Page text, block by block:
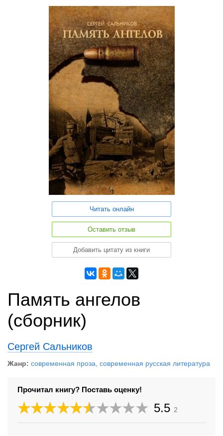
Читать онлайн
Оставить отзыв
Добавить цитату из книги
Память ангелов
(сборник)
Сергей Сальников
Жанр: современная проза современная русская литература
Прочитал книгу? Поставь оценку!
5.5 2